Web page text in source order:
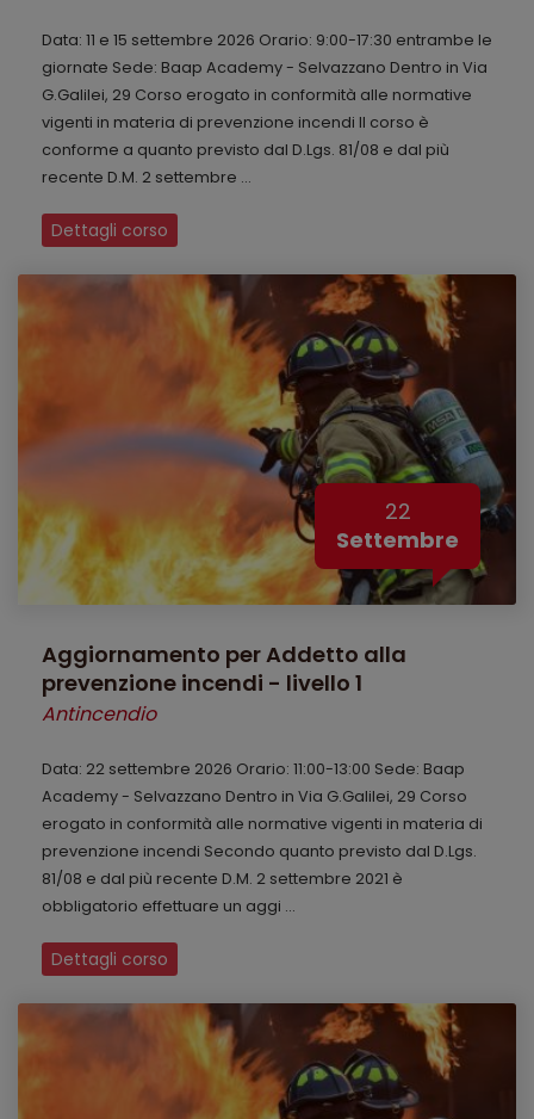
Data: 11 e 15 settembre 2026 Orario: 9:00-17:30 entrambe le
giornate Sede: Baap Academy - Selvazzano Dentro in Via
G.Galilei, 29 Corso erogato in conformità alle normative
vigenti in materia di prevenzione incendi Il corso è
conforme a quanto previsto dal D.Lgs. 81/08 e dal più
recente D.M. 2 settembre ...
Dettagli corso
22
Settembre
Aggiornamento per Addetto alla
prevenzione incendi - livello 1
Antincendio
Data: 22 settembre 2026 Orario: 11:00-13:00 Sede: Baap
Academy - Selvazzano Dentro in Via G.Galilei, 29 Corso
erogato in conformità alle normative vigenti in materia di
prevenzione incendi Secondo quanto previsto dal D.Lgs.
81/08 e dal più recente D.M. 2 settembre 2021 è
obbligatorio effettuare un aggi ...
Dettagli corso